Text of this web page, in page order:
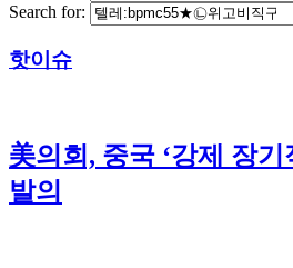
Search for:
핫이슈
美의회, 중국 ‘강제 장기
발의